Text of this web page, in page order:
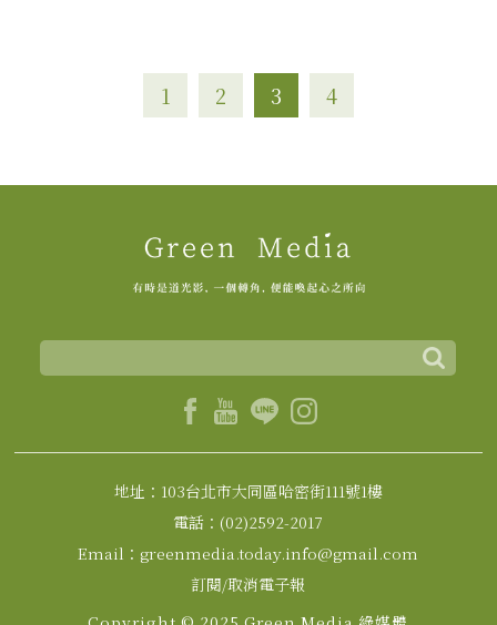
1 2 3 4
地址：103台北市大同區哈密街111號1樓
電話：(02)2592-2017
Email：greenmedia.today.info@gmail.com
訂閱/取消電子報